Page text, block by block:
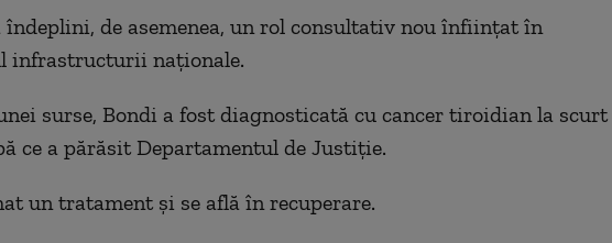
îndeplini, de asemenea, un rol consultativ nou înfiinţat în
infrastructurii naţionale.
surse, Bondi a fost diagnosticată cu cancer tiroidian la scurt
ce a părăsit Departamentul de Justiţie.
un tratament şi se află în recuperare.